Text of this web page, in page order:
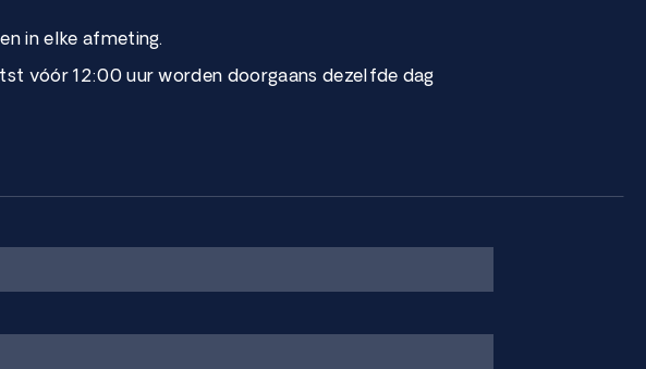
in elke afmeting.
vóór 12:00 uur worden doorgaans dezelfde dag